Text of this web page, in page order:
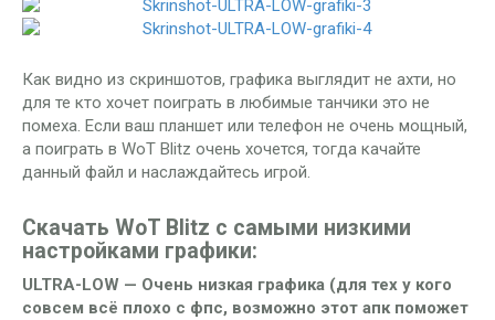
Как видно из скриншотов, графика выглядит не ахти, но
для те кто хочет поиграть в любимые танчики это не
помеха. Если ваш планшет или телефон не очень мощный,
а поиграть в WoT Blitz очень хочется, тогда качайте
данный файл и наслаждайтесь игрой.
Скачать WoT Blitz с самыми низкими
настройками графики:
ULTRA-LOW — Очень низкая графика (для тех у кого
совсем всё плохо с фпс, возможно этот апк поможет